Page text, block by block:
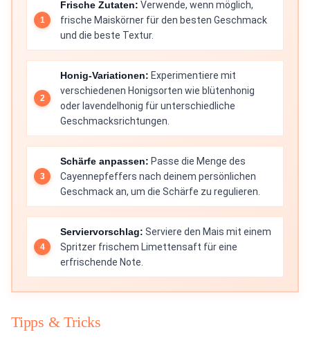
Frische Zutaten: Verwende, wenn möglich,
frische Maiskörner für den besten Geschmack
und die beste Textur.
Honig-Variationen: Experimentiere mit
verschiedenen Honigsorten wie blütenhonig
oder lavendelhonig für unterschiedliche
Geschmacksrichtungen.
Schärfe anpassen: Passe die Menge des
Cayennepfeffers nach deinem persönlichen
Geschmack an, um die Schärfe zu regulieren.
Serviervorschlag: Serviere den Mais mit einem
Spritzer frischem Limettensaft für eine
erfrischende Note.
Tipps & Tricks